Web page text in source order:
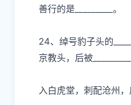
善⾏的是 _________。
24、绰号豹⼦头的
京教头，后被
⼊⽩⻁堂，刺配沧州